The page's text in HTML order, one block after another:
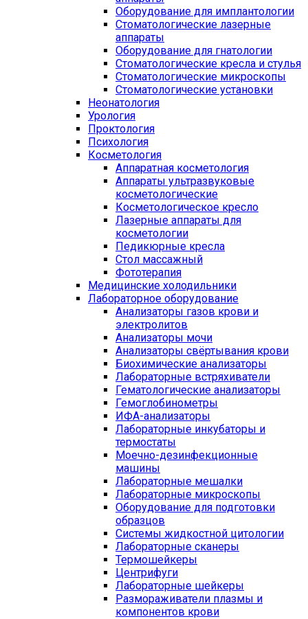
Оборудование для имплантологии
Стоматологические лазерные
аппараты
Оборудование для гнатологии
Стоматологические кресла и стулья
Стоматологические микроскопы
Стоматологические установки
Неонатология
Урология
Проктология
Психология
Косметология
Аппаратная косметология
Аппараты ультразвуковые
косметологические
Косметологическое кресло
Лазерные аппараты для
косметологии
Педикюрные кресла
Стол массажный
Фототерапия
Медицинские холодильники
Лабораторное оборудование
Анализаторы газов крови и
электролитов
Анализаторы мочи
Анализаторы свёртывания крови
Биохимические анализаторы
Лабораторные встряхиватели
Гематологические анализаторы
Гемоглобинометры
ИФА-анализаторы
Лабораторные инкубаторы и
термостаты
Моечно-дезинфекционные
машины
Лабораторные мешалки
Лабораторные микроскопы
Оборудование для подготовки
образцов
Системы жидкостной цитологии
Лабораторные сканеры
Термошейкеры
Центрифуги
Лабораторные шейкеры
Размораживатели плазмы и
компонентов крови